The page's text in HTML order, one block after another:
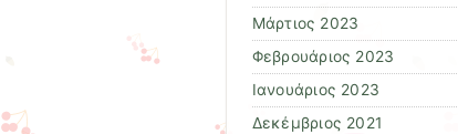
Μάρτιος 2023
Φεβρουάριος 2023
Ιανουάριος 2023
Δεκέμβριος 2021